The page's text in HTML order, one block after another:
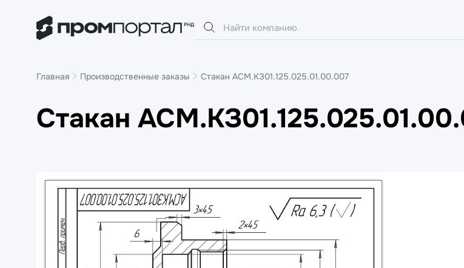
Главная Производственные заказы Стакан АСМ.КЗ01.125.025.01.00.007
Стакан